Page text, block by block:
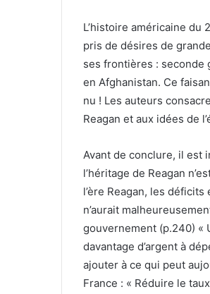
L’histoire américaine du
pris de désires de
ses frontières : seconde
en Afghanistan. Ce
nu ! Les auteurs
Reagan et aux idées de
Avant de conclure, il est
l’héritage de Reagan
l’ère Reagan, les
n’aurait
gouvernement (p.240) «
davantage d’argent à
ajouter à ce qui peut
France : « Réduire le